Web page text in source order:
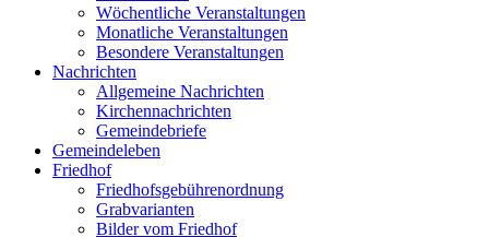
Wöchentliche Veranstaltungen
Monatliche Veranstaltungen
Besondere Veranstaltungen
Nachrichten
Allgemeine Nachrichten
Kirchennachrichten
Gemeindebriefe
Gemeindeleben
Friedhof
Friedhofsgebührenordnung
Grabvarianten
Bilder vom Friedhof